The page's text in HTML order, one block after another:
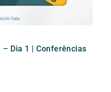
Dia 1 | Conferências